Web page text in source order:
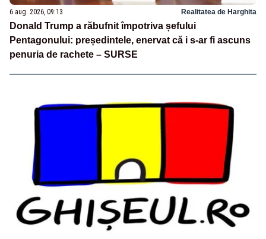
6 aug. 2026, 09:13 Realitatea de Harghita
Donald Trump a răbufnit împotriva șefului
Pentagonului: președintele, enervat că i s-ar fi ascuns
penuria de rachete – SURSE